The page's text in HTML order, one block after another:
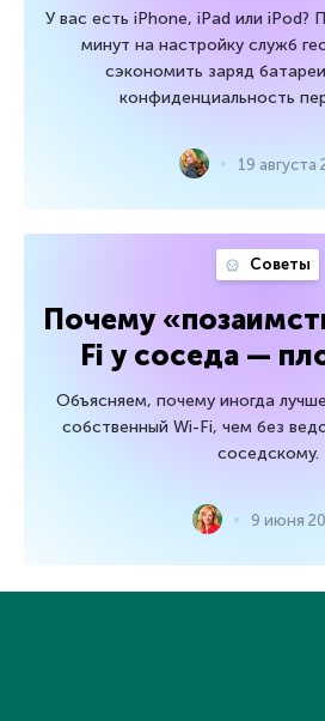
У вас есть iPhone, iPad или iPod?
минут на настройку служб
сэкономить заряд
конфиденциальность
19 августа
Советы
Почему
Fi у соседа —
Объясняем, почему иногда
собственный Wi-Fi, чем без
соседскому.
9 июня